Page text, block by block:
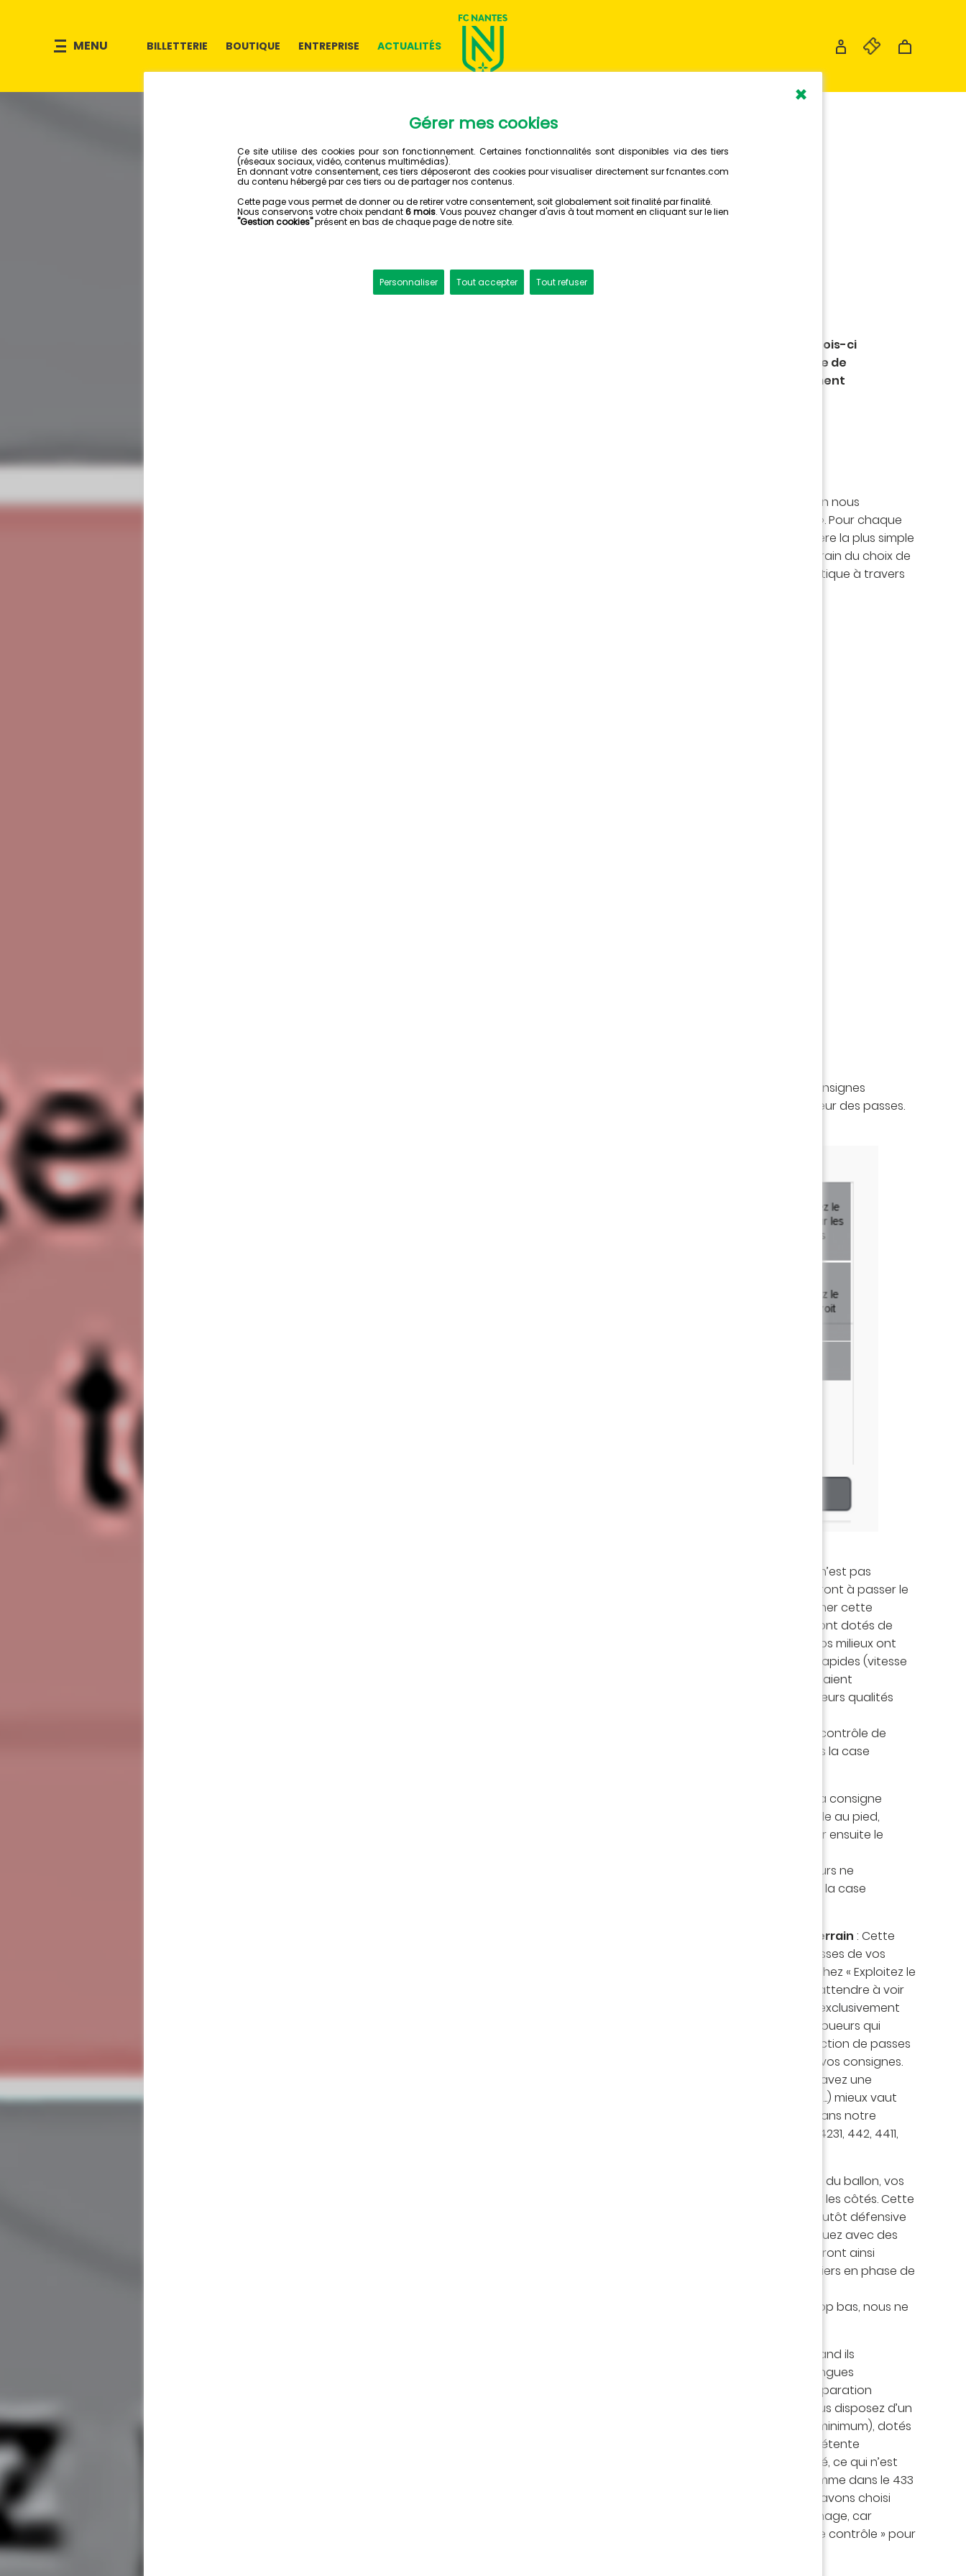
MENU BILLETTERIE BOUTIQUE ENTREPRISE ACTUALITÉS
LES TUTOS
ÉPISODE 6
ESPORT - FOOTBALL MANAGER
investit à nouveau la discipline en misant cette fois-ci
sur Football Manager, le jeu référence en matière de
simulation de gestion sportive, avec le recrutement
Continuons à déterminer nos consignes d’équipe en nous
attardant cette fois sur la colonne « Construction ». Pour chaque
consigne disponible, je vous expliquerai, de la manière la plus simple
possible, quelles seront les conséquences sur le terrain du choix de
tel ou tel paramètre. Nous mettrons tout ça en pratique à travers
Plusieurs options s’offrent à vous sur l’écran des consignes
d’équipe, relatives soit à la direction soit à la longueur des passes.
: Par défaut, cette case n’est pas
cochée ce qui veut dire que vos joueurs s’appliqueront à passer le
ballon dans les pieds et non dans les espaces. Cocher cette
consigne est une bonne idée lorsque vos joueurs sont dotés de
bonnes notes en contrôle de balle et en passe, si vos milieux ont
une bonne vision du jeu, et si vos attaquants sont rapides (vitesse
et accélération) en supposant, bien entendu, qu’ils aient
suffisamment d’espaces justement pour exprimer leurs qualités
Le FC Nantes étant dernier de Ligue 1 sur l’attribut « contrôle de
balle » (cf. Rapport d’équipe, tuto 5), nous laisserons la case
: Même logique que la consigne
précédente, il vous faut des défenseurs habiles balle au pied,
capables de contrôler un ballon efficacement pour ensuite le
Tout comme la consigne précédente, nos défenseurs ne
répondent pas à ces critères, nous laisserons donc la case
Exploitez le côté gauche / côté droit / milieu de terrain : Cette
consigne influe sur la direction préférentielle de passes de vos
joueurs. Attention, ce n’est pas parce que vous cochez « Exploitez le
côté gauche », par exemple, que vous devez vous attendre à voir
tous les ballons que vous aurez à négocier passer exclusivement
par le côté gauche. C’est à la libre décision de vos joueurs qui
seront tout de même plus enclins à choisir une direction de passes
en fonction de ce que vous aurez déterminé dans vos consignes.
Ici, tout dépend de votre schéma tactique. Si vous avez une
formation axiale (442 diamant, 4222 box, 433 axial, ...) mieux vaut
exploiter le milieu de terrain. Au contraire, comme dans notre
exemple, si vous jouez avec un schéma large (433, 4231, 442, 4411,
: À la récupération du ballon, vos
joueurs chercheront à envoyer le ballon devant sur les côtés. Cette
consigne est très utile si vous avez une mentalité plutôt défensive
(« Contenir », « Défensif », « Contrer ») et que vous jouez avec des
milieux offensifs latéraux (4231, 433, 424, …) qui pourront ainsi
réceptionner les ballons envoyés par leurs coéquipiers en phase de
Avec notre 4141, nos milieux latéraux sont un peu trop bas, nous ne
: Cette fois, quand ils
récupéreront le ballon, vos joueurs enverront de longues
banderilles devant, en direction de la surface de réparation
adverse. C’est une stratégie très intéressante si vous disposez d’un
ou deux attaquants pivots de grande taille (1,85m minimum), dotés
d’un bon jeu aérien (bonnes notes en « Tête » et « Détente
verticale »), avec des coéquipiers placés à proximité, ce qui n’est
pas forcément le cas de toutes les formations, comme dans le 433
par exemple, ou le 4141 qui est le schéma que nous avons choisi
pour le FC Nantes dans un article précédent. Dommage, car
Emiliano Sala présentait le profil parfait de « tour de contrôle » pour
×